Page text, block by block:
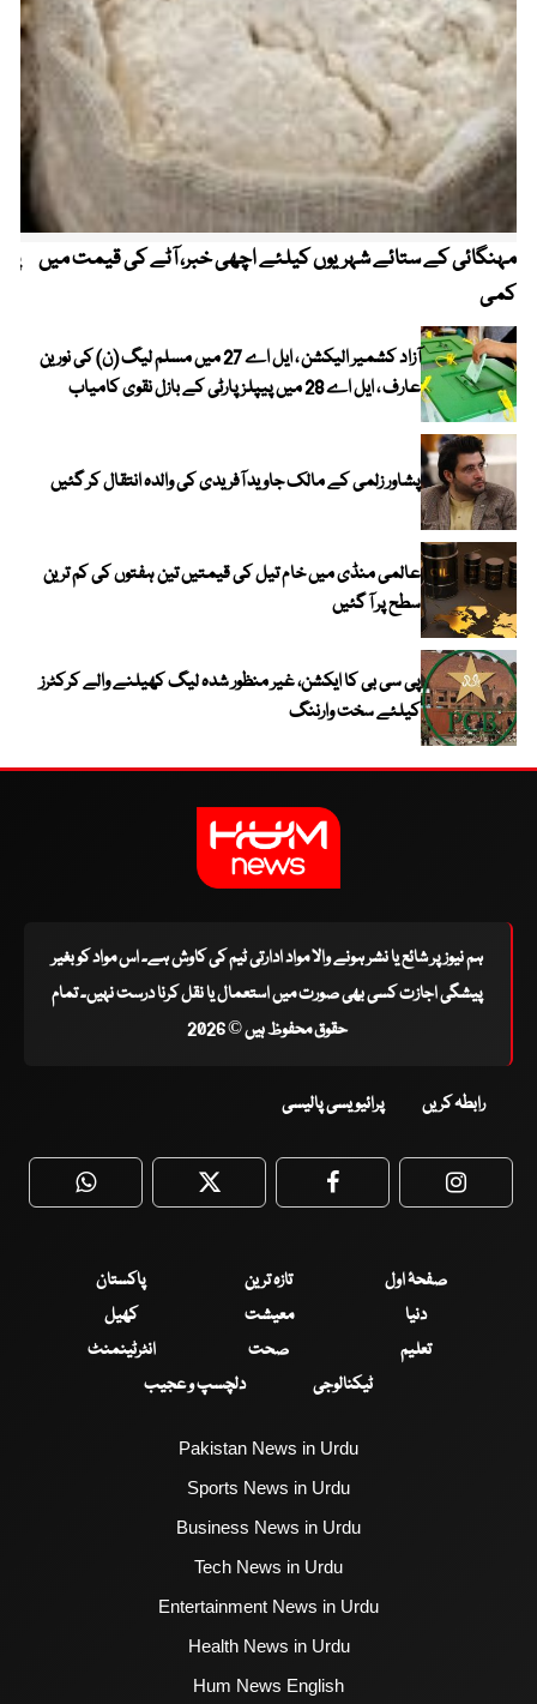
مہنگائی کے ستائے شہریوں کیلئے اچھی خبر، آٹے کی قیمت میں
کمی
آزاد کشمیر الیکشن ، ایل اے 27 میں مسلم لیگ (ن) کی نورین
عارف ، ایل اے 28 میں پیپلز پارٹی کے بازل نقوی کامیاب
پشاور زلمی کے مالک جاوید آفریدی کی والدہ انتقال کر گئیں
عالمی منڈی میں خام تیل کی قیمتیں تین ہفتوں کی کم ترین
سطح پر آ گئیں
پی سی بی کا ایکشن، غیر منظور شدہ لیگ کھیلنے والے کرکٹرز
کیلئے سخت وارننگ
ہم نیوز پر شائع یا نشر ہونے والا مواد ادارتی ٹیم کی کاوش ہے۔ اس مواد کو بغیر
پیشگی اجازت کسی بھی صورت میں استعمال یا نقل کرنا درست نہیں۔ تمام
حقوق محفوظ ہیں © 2026
رابطہ کریں پرائیویسی پالیسی
WhatsApp Twitter Facebook
صفحۂ اول تازہ ترین
پاکستان
دنیا
معیشت
کھیل
تعلیم
صحت
انٹرٹینمنٹ
ٹیکنالوجی
دلچسپ و عجیب
Pakistan News in Urdu
Sports News in Urdu
Business News in Urdu
Tech News in Urdu
Entertainment News in Urdu
Health News in Urdu
Hum News English